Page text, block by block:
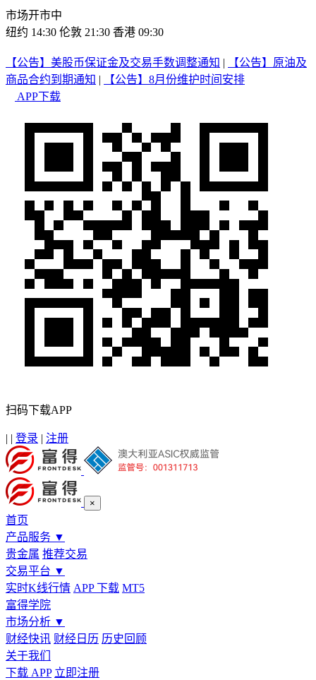
市场开市中
纽约 14:30 伦敦 21:30 香港 09:30
【公告】美股币保证金及交易手数调整通知 |
【公告】原油及
商品合约到期通知 |
【公告】8月份维护时间安排
APP下载
扫码下载APP
| | 登录 | 注册
×
首页
产品服务 ▼
贵金属 推荐交易
交易平台 ▼
实时K线行情 APP 下载 MT5
富得学院
市场分析 ▼
财经快讯 财经日历 历史回顾
关于我们
下载 APP 立即注册